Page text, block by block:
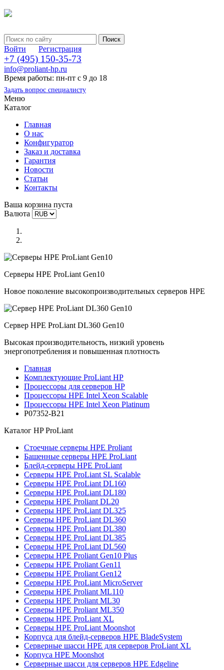
Войти Регистрация
+7 (495) 150-35-73
info@proliant-hp.ru
Время работы: пн-пт с 9 до 18
Задать вопрос специалисту
Меню
Каталог
Главная
О нас
Конфигуратор
Заказ и доставка
Гарантия
Новости
Статьи
Контакты
Ваша корзина пуста
Валюта
Серверы HPE ProLiant Gen10
Новое поколение высокопроизводительных серверов HPE
Сервер HPE ProLiant DL360 Gen10
Высокая производительность, низкий уровень
энергопотребления и повышенная плотность
Главная
Комплектующие ProLiant HP
Процессоры для серверов HP
Процессоры HPE Intel Xeon Scalable
Процессоры HPE Intel Xeon Platinum
P07352-B21
Каталог HP ProLiant
Стоечные серверы HPE Proliant
Башенные серверы HPE ProLiant
Блейд-серверы HPE ProLiant
Серверы HPE ProLiant SL Scalable
Серверы HPE ProLiant DL160
Серверы HPE ProLiant DL180
Серверы HPE Proliant DL20
Серверы HPE ProLiant DL325
Серверы HPE ProLiant DL360
Серверы HPE ProLiant DL380
Серверы HPE ProLiant DL385
Серверы HPE ProLiant DL560
Серверы HPE Proliant Gen10 Plus
Серверы HPE Proliant Gen11
Серверы HPE Proliant Gen12
Серверы HPE ProLiant MicroServer
Серверы HPE Proliant ML110
Серверы HPE Proliant ML30
Серверы HPE Proliant ML350
Серверы HPE ProLiant XL
Серверы HPE ProLiant Moonshot
Корпуса для блейд-серверов HPE BladeSystem
Серверные шасси HPE для серверов ProLiant XL
Корпуса HPE Moonshot
Серверные шасси для серверов HPE Edgeline